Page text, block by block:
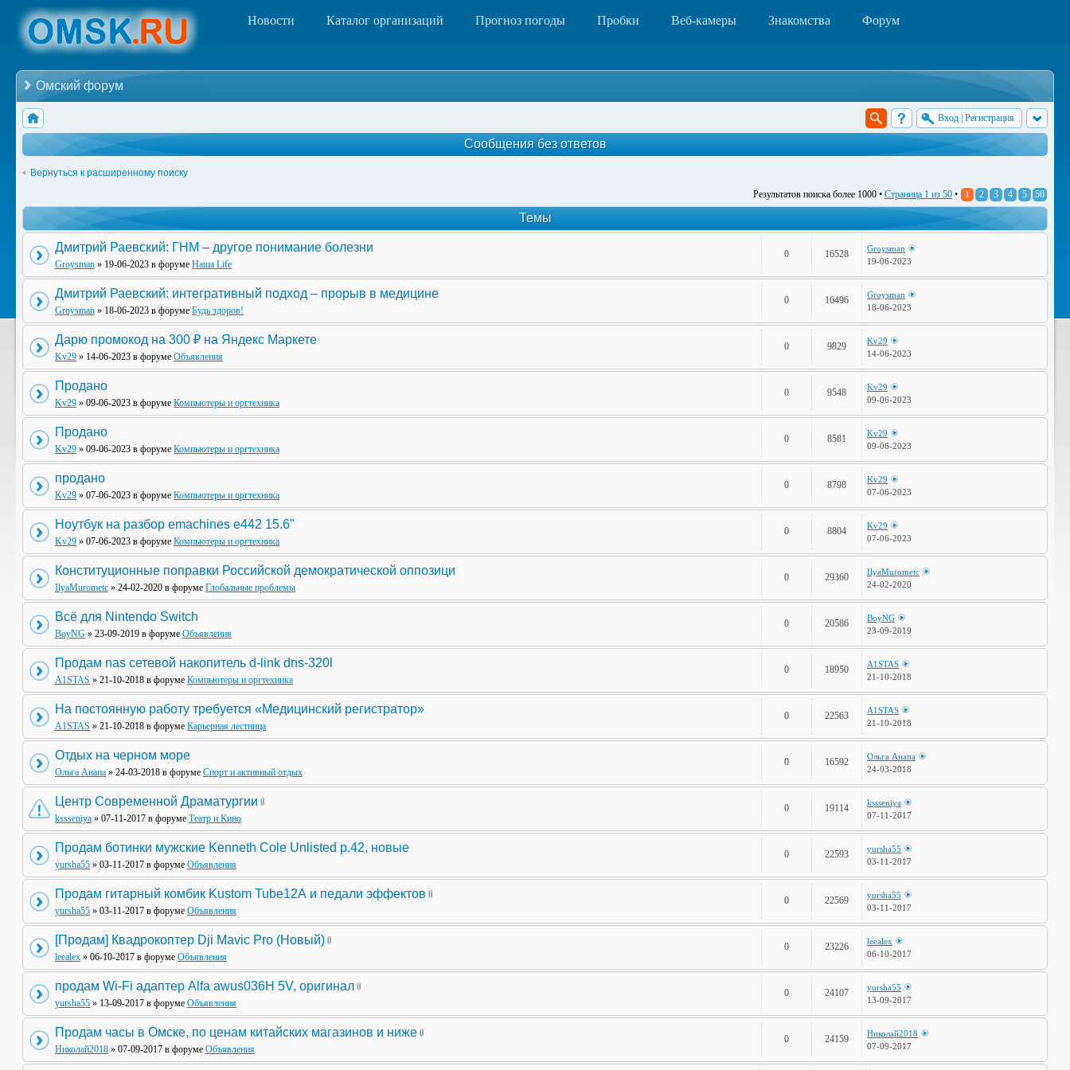
Новости Каталог организаций Прогноз погоды Пробки Веб-камеры Знакомства Форум
Омский форум
Вход Регистрация
Сообщения без ответов
Вернуться к расширенному поиску
Результатов поиска более 1000 • Страница 1 из 50 • 1 2 3 4 5 50
Темы
Дмитрий Раевский: ГНМ – другое понимание болезни
Groysman » 19-06-2023 в форуме Наша Life
0 16528
Groysman
19-06-2023
Дмитрий Раевский: интегративный подход – прорыв в медицине
Groysman » 18-06-2023 в форуме Будь здоров!
0 16496
Groysman
18-06-2023
Дарю промокод на 300 ₽ на Яндекс Маркете
Kv29 » 14-06-2023 в форуме Объявления
0 9829
Kv29
14-06-2023
Продано
Kv29 » 09-06-2023 в форуме Компьютеры и оргтехника
0 9548
Kv29
09-06-2023
Продано
Kv29 » 09-06-2023 в форуме Компьютеры и оргтехника
0 8581
Kv29
09-06-2023
продано
Kv29 » 07-06-2023 в форуме Компьютеры и оргтехника
0 8798
Kv29
07-06-2023
Ноутбук на разбор emachines e442 15.6"
Kv29 » 07-06-2023 в форуме Компьютеры и оргтехника
0 8804
Kv29
07-06-2023
Конституционные поправки Российской демократической оппозици
IlyaMurometc » 24-02-2020 в форуме Глобальные проблемы
0 29360
IlyaMurometc
24-02-2020
Всё для Nintendo Switch
BoyNG » 23-09-2019 в форуме Объявления
0 20586
BoyNG
23-09-2019
Продам nas сетевой накопитель d-link dns-320l
A1STAS » 21-10-2018 в форуме Компьютеры и оргтехника
0 18950
A1STAS
21-10-2018
На постоянную работу требуется «Медицинский регистратор»
A1STAS » 21-10-2018 в форуме Карьерная лестница
0 22563
A1STAS
21-10-2018
Отдых на черном море
Ольга Анапа » 24-03-2018 в форуме Спорт и активный отдых
0 16592
Ольга Анапа
24-03-2018
Центр Современной Драматургии
kssseniya » 07-11-2017 в форуме Театр и Кино
0 19114
kssseniya
07-11-2017
Продам ботинки мужские Kenneth Cole Unlisted р.42, новые
yursha55 » 03-11-2017 в форуме Объявления
0 22593
yursha55
03-11-2017
Продам гитарный комбик Kustom Tube12А и педали эффектов
yursha55 » 03-11-2017 в форуме Объявления
0 22569
yursha55
03-11-2017
[Продам] Квадрокоптер Dji Mavic Pro (Новый)
leealex » 06-10-2017 в форуме Объявления
0 23226
leealex
06-10-2017
продам Wi-Fi адаптер Alfa awus036H 5V, оригинал
yursha55 » 13-09-2017 в форуме Объявления
0 24107
yursha55
13-09-2017
Продам часы в Омске, по ценам китайских магазинов и ниже
Николай2018 » 07-09-2017 в форуме Объявления
0 24159
Николай2018
07-09-2017